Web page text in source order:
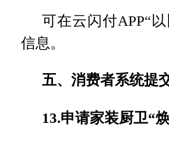
可在云闪付APP“
信息。
五、消费者系统提
13.申请家装厨卫“